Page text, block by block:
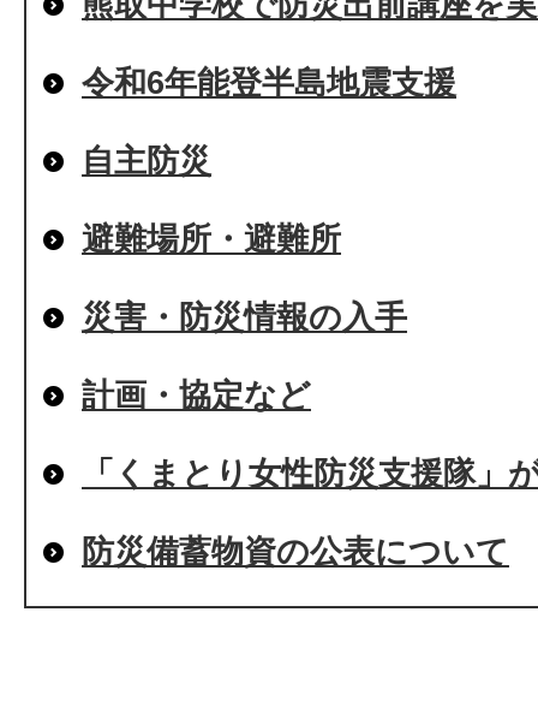
令和6年能登半島地震支援
自主防災
避難場所・避難所
災害・防災情報の入手
計画・協定など
「くまとり女性防災支援隊」
防災備蓄物資の公表について